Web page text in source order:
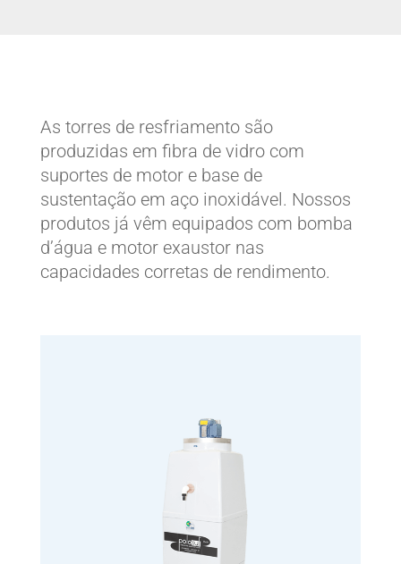
As torres de resfriamento são
produzidas em fibra de vidro com
suportes de motor e base de
sustentação em aço inoxidável. Nossos
produtos já vêm equipados com bomba
d’água e motor exaustor nas
capacidades corretas de rendimento.